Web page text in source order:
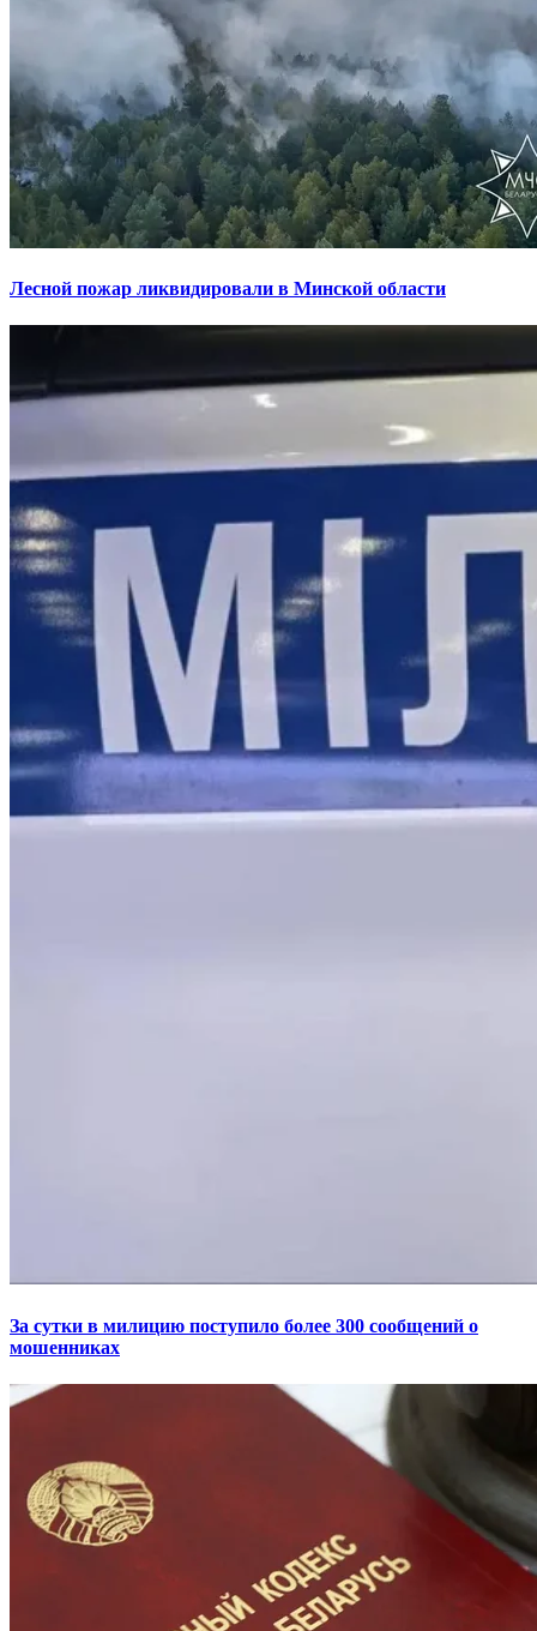
Лесной пожар ликвидировали в Минской области
За сутки в милицию поступило более 300 сообщений о
мошенниках